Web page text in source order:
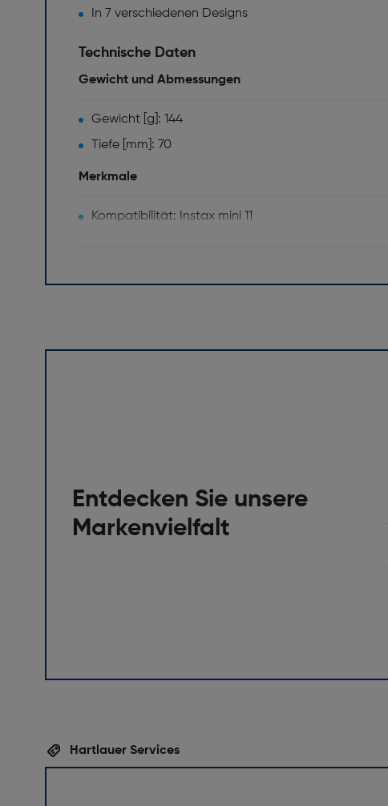
In 7 verschiedenen Designs
Technische Daten
Gewicht und Abmessungen
Gewicht [g]: 144
Tiefe [mm]: 70
Merkmale
Kompatibilität: Instax mini 11
Entdecken Sie unsere
Markenvielfalt
Hartlauer Services